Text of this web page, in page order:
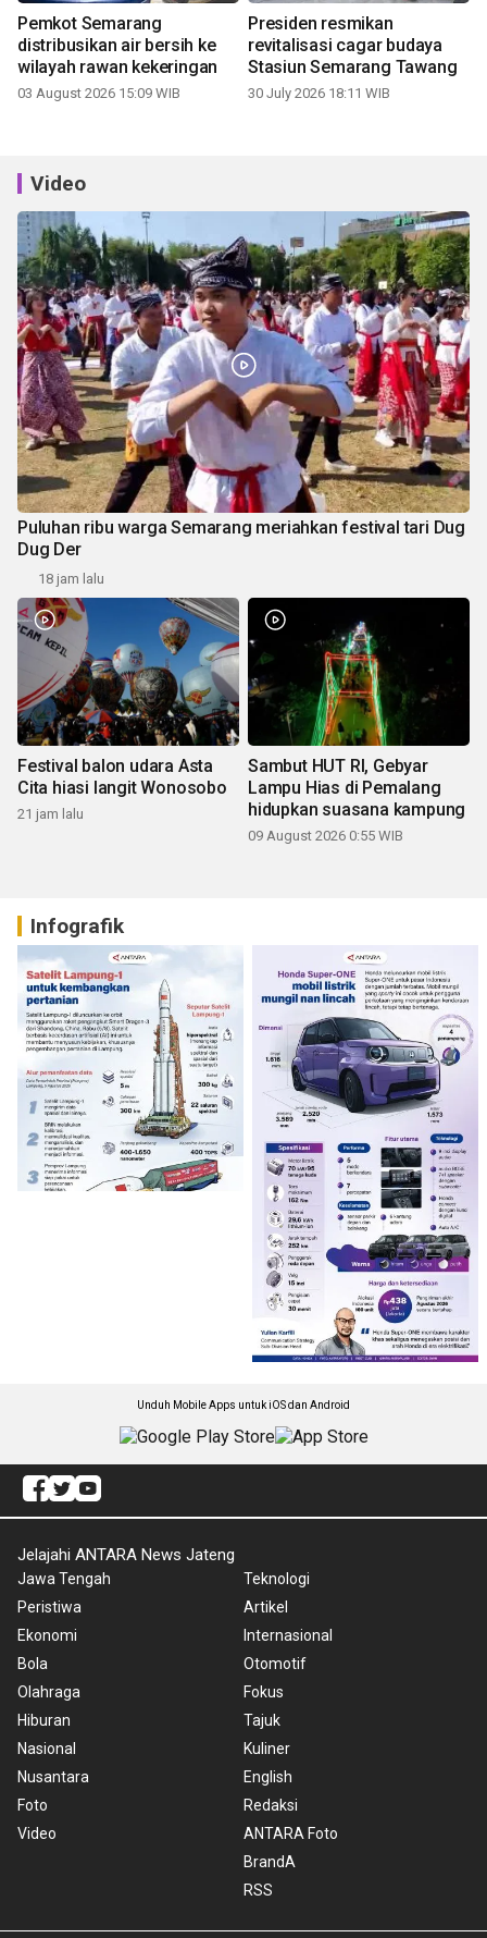
Pemkot Semarang
distribusikan air bersih ke
wilayah rawan kekeringan
03 August 2026 15:09 WIB
Presiden resmikan
revitalisasi cagar budaya
Stasiun Semarang Tawang
30 July 2026 18:11 WIB
Video
Puluhan ribu warga Semarang meriahkan festival tari Dug
Dug Der
18 jam lalu
Festival balon udara Asta
Cita hiasi langit Wonosobo
21 jam lalu
Sambut HUT RI, Gebyar
Lampu Hias di Pemalang
hidupkan suasana kampung
09 August 2026 0:55 WIB
Infografik
Unduh Mobile Apps untuk iOS dan Android
Jelajahi ANTARA News Jateng
Jawa Tengah
Peristiwa
Ekonomi
Bola
Olahraga
Hiburan
Nasional
Nusantara
Foto
Video
Teknologi
Artikel
Internasional
Otomotif
Fokus
Tajuk
Kuliner
English
Redaksi
ANTARA Foto
BrandA
RSS